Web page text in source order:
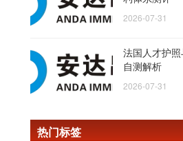
2026-07-31
法国人才护
自测解析
2026-07-31
热门标签